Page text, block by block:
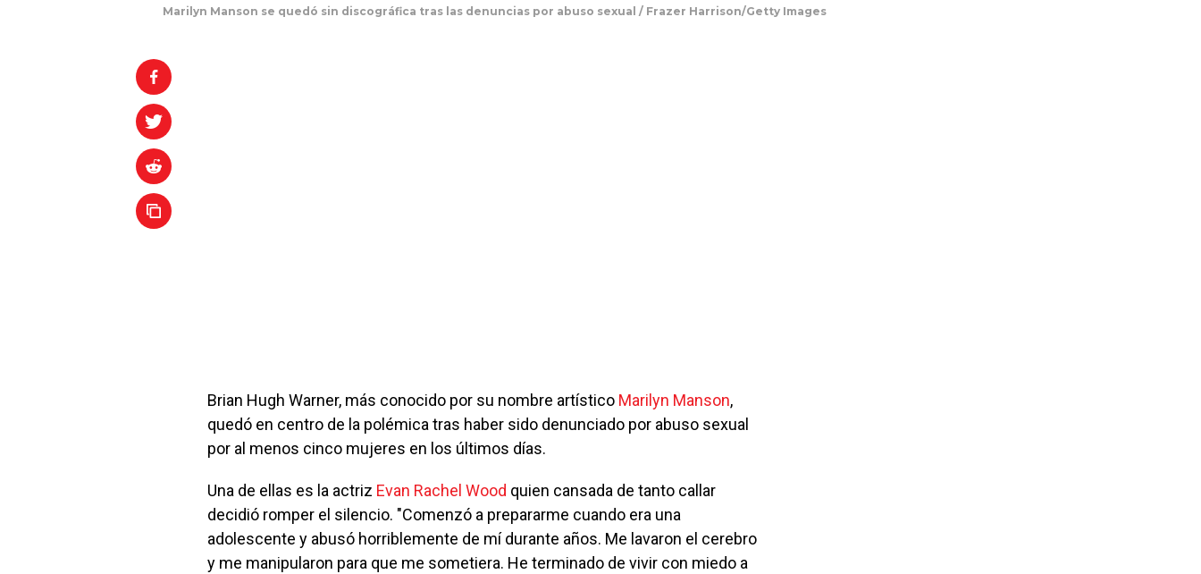
Marilyn Manson se quedó sin discográfica tras las denuncias por abuso sexual / Frazer Harrison/Getty Images
Brian Hugh Warner, más conocido por su nombre artístico Marilyn Manson,
quedó en centro de la polémica tras haber sido denunciado por abuso sexual
por al menos cinco mujeres en los últimos días.
Una de ellas es la actriz Evan Rachel Wood quien cansada de tanto callar
decidió romper el silencio. "Comenzó a prepararme cuando era una
adolescente y abusó horriblemente de mí durante años. Me lavaron el cerebro
y me manipularon para que me sometiera. He terminado de vivir con miedo a